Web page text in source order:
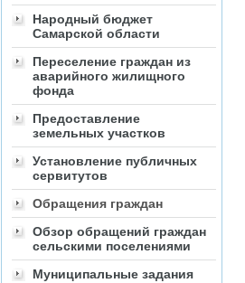
Народный бюджет
Самарской области
Переселение граждан из
аварийного жилищного
фонда
Предоставление
земельных участков
Установление публичных
сервитутов
Обращения граждан
Обзор обращений граждан
сельскими поселениями
Муниципальные задания